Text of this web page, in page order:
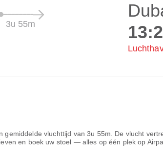
3u 55m
gemiddelde vluchttijd van3u 55m . De vlucht
en boek uw stoel — alles op één plek op